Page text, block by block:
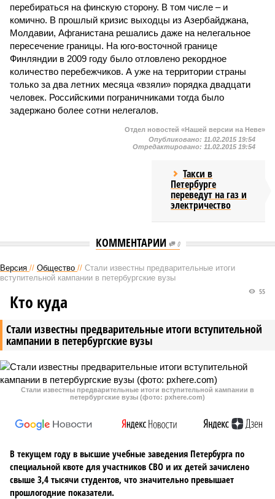
перебираться на финскую сторону. В том числе – и
комично. В прошлый кризис выходцы из Азербайджана,
Молдавии, Афганистана решались даже на нелегальное
пересечение границы. На юго-восточной границе
Финляндии в 2009 году было отловлено рекордное
количество перебежчиков. А уже на территории страны
только за два летних месяца «взяли» порядка двадцати
человек. Российскими пограничниками тогда было
задержано более сотни нелегалов.
Отдел новостей «Нашей версии на Неве»
Опубликовано: 11.02.2015 19:54
Отредактировано: 11.02.2015 19:54
Такси в
Петербурге
переведут на газ и
электричество
КОММЕНТАРИИ 0
Версия // Общество // Стали известны предварительные итоги
вступительной кампании в петербургские вузы
Стали известны предварительные итоги вступительной
кампании в петербургские вузы
55
Кто куда
Стали известны предварительные итоги вступительной кампании в
петербургские вузы (фото: pxhere.com)
В текущем году в высшие учебные заведения Петербурга по
специальной квоте для участников СВО и их детей зачислено
свыше 3,4 тысячи студентов, что значительно превышает
прошлогодние показатели.